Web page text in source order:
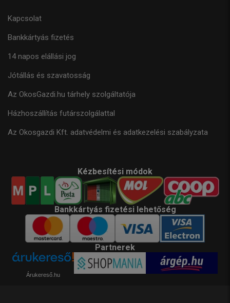
Kapcsolat
Bankkártyás fizetés
14 napos elállási jog
Jótállás és szavatosság
Az OkosGazdi.hu tárhely szolgáltatója
Házhoszállítás futárszolgálattal
Az Okosgazdi Kft. adatvédelmi és adatkezelési szabályzata
Kézbesítési módok
Bankkártyás fizetési lehetőség
Partnerek
Árukereső.hu